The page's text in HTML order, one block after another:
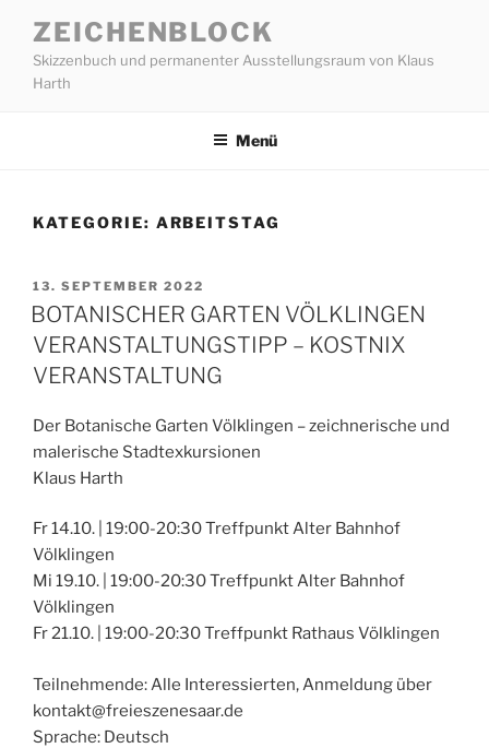
Inhalt
springen
ZEICHENBLOCK
Skizzenbuch und permanenter Ausstellungsraum von Klaus
Harth
Menü
KATEGORIE: ARBEITSTAG
VERÖFFENTLICHT
AM
13. SEPTEMBER 2022
BOTANISCHER GARTEN VÖLKLINGEN
VERANSTALTUNGSTIPP – KOSTNIX
VERANSTALTUNG
Der Botanische Garten Völklingen – zeichnerische und
malerische Stadtexkursionen
Klaus Harth
Fr 14.10. | 19:00-20:30 Treffpunkt Alter Bahnhof
Völklingen
Mi 19.10. | 19:00-20:30 Treffpunkt Alter Bahnhof
Völklingen
Fr 21.10. | 19:00-20:30 Treffpunkt Rathaus Völklingen
Teilnehmende: Alle Interessierten, Anmeldung über
kontakt@freieszenesaar.de
Sprache: Deutsch